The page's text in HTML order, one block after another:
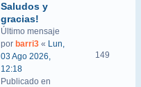
Saludos y
gracias!
Último mensaje
por barri3 « Lun,
03 Ago 2026,
12:18
Publicado en
149